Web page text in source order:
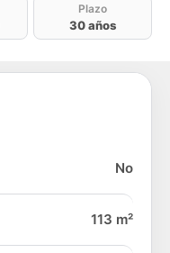
Plazo
30 años
No
113 m²